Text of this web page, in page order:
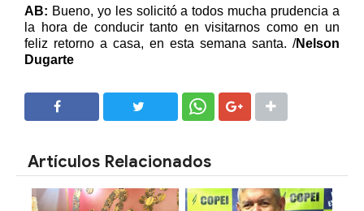
AB: Bueno, yo les solicitó a todos mucha prudencia a
la hora de conducir tanto en visitarnos como en un
feliz retorno a casa, en esta semana santa. /Nelson
Dugarte
Artículos Relacionados